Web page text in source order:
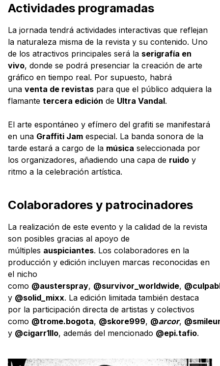
Actividades programadas
La jornada tendrá actividades interactivas que reflejan
la naturaleza misma de la revista y su contenido. Uno
de los atractivos principales será la serigrafía en
vivo, donde se podrá presenciar la creación de arte
gráfico en tiempo real. Por supuesto, habrá
una venta de revistas para que el público adquiera la
flamante tercera edición de Ultra Vandal.
El arte espontáneo y efímero del grafiti se manifestará
en una Graffiti Jam especial. La banda sonora de la
tarde estará a cargo de la música seleccionada por
los organizadores, añadiendo una capa de ruido y
ritmo a la celebración artística.
Colaboradores y patrocinadores
La realización de este evento y la calidad de la revista
son posibles gracias al apoyo de
múltiples auspiciantes. Los colaboradores en la
producción y edición incluyen marcas reconocidas en
el nicho
como @austerspray, @survivor_worldwide,
y @solid_mixx. La edición limitada también destaca
por la participación directa de artistas y colectivos
como @trome.bogota, @skore999, @arcor,
y @cigarr1llo, además del mencionado @epi.tafio.